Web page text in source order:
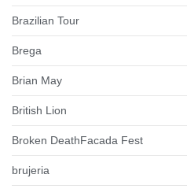
Brazilian Tour
Brega
Brian May
British Lion
Broken DeathFacada Fest
brujeria